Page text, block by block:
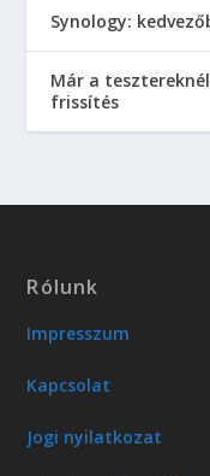
Synology:
Már a
frissítés
Rólunk
Impresszum
Kapcsolat
Jogi nyilatkozat